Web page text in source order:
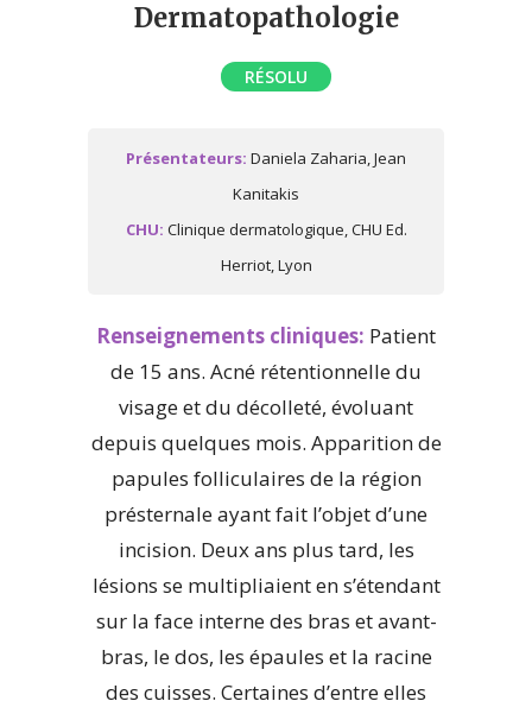
Dermatopathologie
RÉSOLU
Présentateurs: Daniela Zaharia, Jean
Kanitakis
CHU: Clinique dermatologique, CHU Ed.
Herriot, Lyon
Renseignements cliniques: Patient
de 15 ans. Acné rétentionnelle du
visage et du décolleté, évoluant
depuis quelques mois. Apparition de
papules folliculaires de la région
présternale ayant fait l’objet d’une
incision. Deux ans plus tard, les
lésions se multipliaient en s’étendant
sur la face interne des bras et avant-
bras, le dos, les épaules et la racine
des cuisses. Certaines d’entre elles